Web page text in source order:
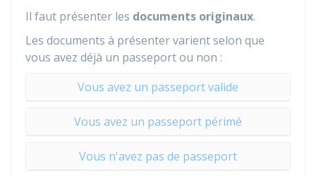
Il faut présenter les documents originaux.
Les documents à présenter varient selon que
vous avez déjà un passeport ou non :
Vous avez un passeport valide
Vous avez un passeport périmé
Vous n'avez pas de passeport